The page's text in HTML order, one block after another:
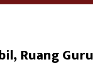
Ruang Guru